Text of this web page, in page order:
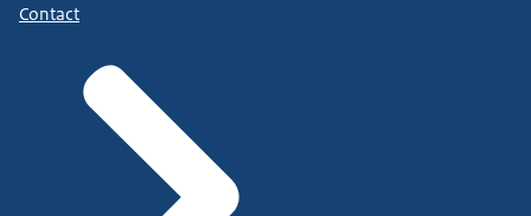
Contact